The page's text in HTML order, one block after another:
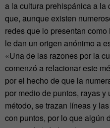
a la cultura prehispánica a la
que, aunque existen
redes que lo presentan
le dan un origen anónimo a
«Una de las razones por la
comenzó a relacionar este
por el hecho de que la
por medio de puntos, rayas
método, se trazan líneas y
con puntos, por lo que algún